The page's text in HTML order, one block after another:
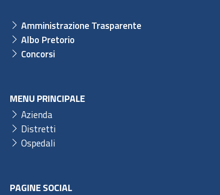
Amministrazione Trasparente
Albo Pretorio
Concorsi
MENU PRINCIPALE
Azienda
Distretti
Ospedali
PAGINE SOCIAL